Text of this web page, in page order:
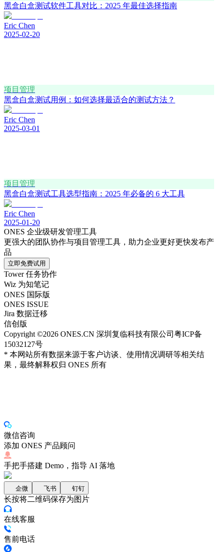
黑盒白盒测试软件工具对比：2025 年最佳选择指南
Eric Chen
2025-02-20
项目管理
黑盒白盒测试用例：如何选择最适合的测试方法？
Eric Chen
2025-03-01
项目管理
黑盒白盒测试工具选型指南：2025 年必备的 6 大工具
Eric Chen
2025-01-20
ONES 企业级研发管理工具
更强大的团队协作与项目管理工具，助力企业更好更快发布产
品
立即免费试用
Tower 任务协作
Wiz 为知笔记
ONES 国际版
ONES ISSUE
Jira 数据迁移
信创版
Copyright ©2026 ONES.CN 深圳复临科技有限公司 粤ICP备
15032127号
* 本网站所有数据来源于客户访谈、使用情况调研等相关结
果，最终解释权归 ONES 所有
微信咨询
添加 ONES 产品顾问
手把手搭建 Demo，指导 AI 落地
企微 飞书 钉钉
长按将二维码保存为图片
在线客服
售前电话